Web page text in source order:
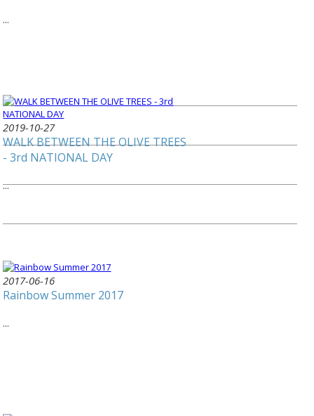
...
2019-10-27
WALK BETWEEN THE OLIVE TREES
- 3rd NATIONAL DAY
...
2017-06-16
Rainbow Summer 2017
...